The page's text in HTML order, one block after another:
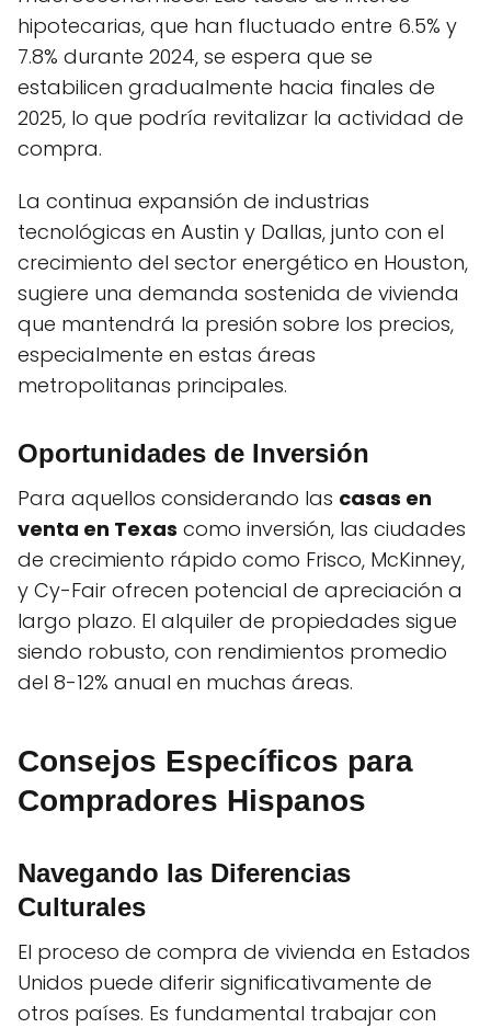
hipotecarias, que han fluctuado entre 6.5% y
7.8% durante 2024, se espera que se
estabilicen gradualmente hacia finales de
2025, lo que podría revitalizar la actividad de
compra.
La continua expansión de industrias
tecnológicas en Austin y Dallas, junto con el
crecimiento del sector energético en Houston,
sugiere una demanda sostenida de vivienda
que mantendrá la presión sobre los precios,
especialmente en estas áreas
metropolitanas principales.
Oportunidades de Inversión
Para aquellos considerando las casas en
venta en Texas como inversión, las ciudades
de crecimiento rápido como Frisco, McKinney,
y Cy-Fair ofrecen potencial de apreciación a
largo plazo. El alquiler de propiedades sigue
siendo robusto, con rendimientos promedio
del 8-12% anual en muchas áreas.
Consejos Específicos para
Compradores Hispanos
Navegando las Diferencias
Culturales
El proceso de compra de vivienda en Estados
Unidos puede diferir significativamente de
otros países. Es fundamental trabajar con